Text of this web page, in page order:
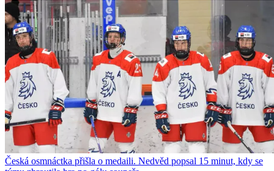
Česká osmnáctka přišla o medaili. Nedvěd popsal 15 minut, kdy se